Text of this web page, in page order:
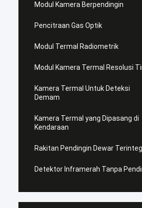
Modul Kamera Berpendingin
Pencitraan Gas Optik
Modul Termal Radiometrik
Modul Kamera Termal Resolusi
Kamera Termal Untuk Deteksi
Demam
Kamera Termal yang Dipasang di
Kendaraan
Rakitan Pendingin Dewar
Detektor Inframerah Tanpa